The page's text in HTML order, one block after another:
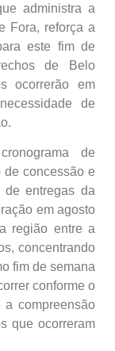
administra a
Fora, reforça a
este fim de
de Belo
ocorrerão em
de
de
de concessão e
entregas da
em agosto
região entre a
concentrando
fim de semana
conforme o
a compreensão
que ocorreram